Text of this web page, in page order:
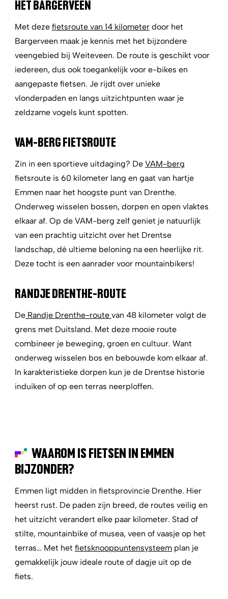
HET BARGERVEEN
Met deze fietsroute van 14 kilometer door het
Bargerveen maak je kennis met het bijzondere
veengebied bij Weiteveen. De route is geschikt voor
iedereen, dus ook toegankelijk voor e-bikes en
aangepaste fietsen. Je rijdt over unieke
vlonderpaden en langs uitzichtpunten waar je
zeldzame vogels kunt spotten.
VAM-BERG FIETSROUTE
Zin in een sportieve uitdaging? De VAM-berg
fietsroute is 60 kilometer lang en gaat van hartje
Emmen naar het hoogste punt van Drenthe.
Onderweg wisselen bossen, dorpen en open vlaktes
elkaar af. Op de VAM-berg zelf geniet je natuurlijk
van een prachtig uitzicht over het Drentse
landschap, dé ultieme beloning na een heerlijke rit.
Deze tocht is een aanrader voor mountainbikers!
RANDJE DRENTHE-ROUTE
De Randje Drenthe-route van 48 kilometer volgt de
grens met Duitsland. Met deze mooie route
combineer je beweging, groen en cultuur. Want
onderweg wisselen bos en bebouwde kom elkaar af.
In karakteristieke dorpen kun je de Drentse historie
induiken of op een terras neerploffen.
WAAROM IS FIETSEN IN EMMEN
BIJZONDER?
Emmen ligt midden in fietsprovincie Drenthe. Hier
heerst rust. De paden zijn breed, de routes veilig en
het uitzicht verandert elke paar kilometer. Stad of
stilte, mountainbike of musea, veen of vaasje op het
terras… Met het fietsknooppuntensysteem plan je
gemakkelijk jouw ideale route of dagje uit op de
fiets.